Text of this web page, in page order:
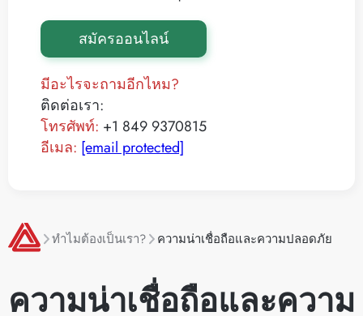
สมัครออนไลน์
มีอะไรจะถามอีกไหม?
ติดต่อเรา:
โทรศัพท์: +1 849 9370815
อีเมล: [email protected]
ทำไมต้องเป็นเรา? ความน่าเชื่อถือและความปลอดภัย
ความน่าเชื่อถือและความ